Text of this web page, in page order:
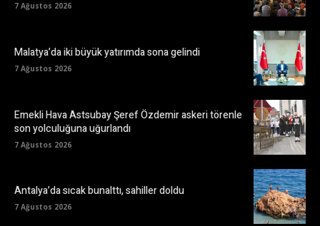
7 Ağustos 2026
Malatya’da iki büyük yatırımda sona gelindi
7 Ağustos 2026
Emekli Hava Astsubay Şeref Özdemir askeri törenle
son yolculuğuna uğurlandı
7 Ağustos 2026
Antalya’da sıcak bunalttı, sahiller doldu
7 Ağustos 2026